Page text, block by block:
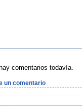
comentarios todavía.
un comentario